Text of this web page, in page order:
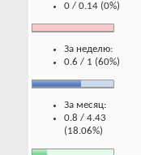
0 / 0.14 (0%)
За неделю:
0.6 / 1 (60%)
За месяц:
0.8 / 4.43
(18.06%)